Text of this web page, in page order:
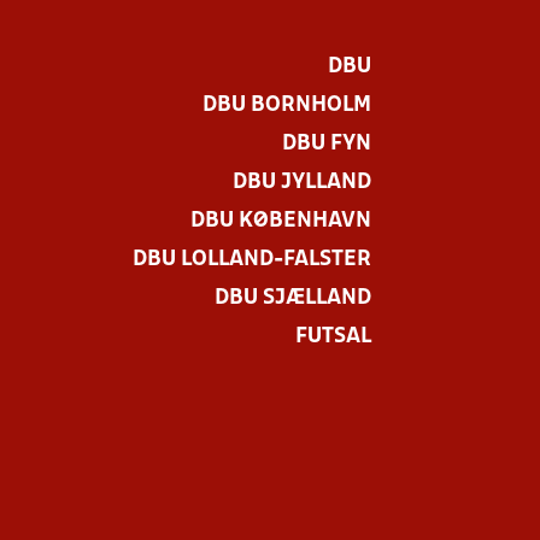
DBU
DBU BORNHOLM
DBU FYN
DBU JYLLAND
DBU KØBENHAVN
DBU LOLLAND-FALSTER
DBU SJÆLLAND
FUTSAL